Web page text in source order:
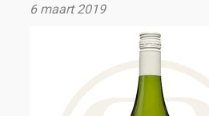
6 maart 2019